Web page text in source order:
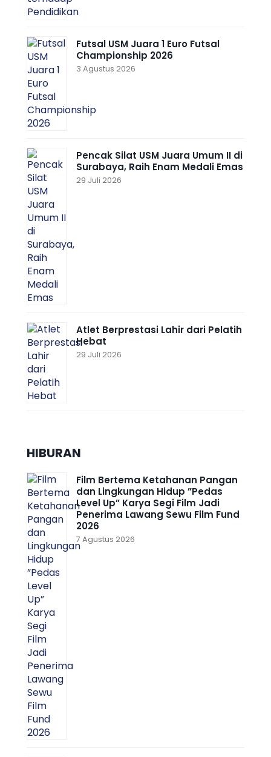
Futsal USM Juara 1 Euro Futsal
Championship 2026
3 Agustus 2026
Pencak Silat USM Juara Umum II di
Surabaya, Raih Enam Medali Emas
29 Juli 2026
Atlet Berprestasi Lahir dari Pelatih
Hebat
29 Juli 2026
HIBURAN
Film Bertema Ketahanan Pangan
dan Lingkungan Hidup ”Pedas
Level Up” Karya Segi Film Jadi
Penerima Lawang Sewu Film Fund
2026
7 Agustus 2026